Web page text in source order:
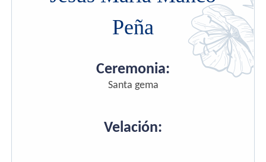
Peña
Ceremonia:
Santa gema
Velación: